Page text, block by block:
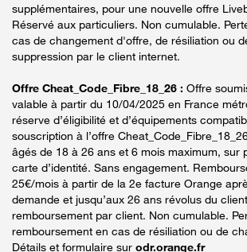
supplémentaires, pour une nouvelle offre
Réservé aux particuliers. Non cumulable.
cas de changement d'offre, de résiliation ou
suppression par le client internet.
Offre Cheat_Code_Fibre_18_26 : Offre
valable à partir du 10/04/2025 en France
réserve d’éligibilité et d’équipements
souscription à l’offre
âgés de 18 à 26 ans et 6 mois maximum, sur
carte d’identité. Sans engagement.
25€/mois à partir de la 2e facture Orange
demande et jusqu’aux 26 ans révolus du
remboursement par client. Non cumulable.
remboursement en cas de résiliation ou de
Détails et formulaire sur odr.orange.fr